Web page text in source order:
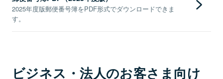
2025年度版郵便番号簿をPDF形式でダウンロードできま
す。
ビジネス・法人のお客さま向け